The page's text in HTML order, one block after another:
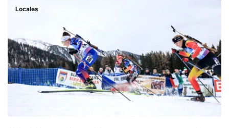
Locales